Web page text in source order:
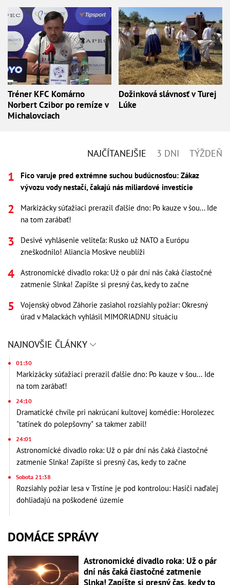
Tréner KFC Komárno
Norbert Czibor po remíze v
Michalovciach
Dožinková slávnosť v Turej
Lúke
NAJČÍTANEJŠIE 3 DNI TÝŽDEŇ
Fico varuje pred extrémne suchou budúcnosťou: Zákaz
vývozu vody nestačí, čakajú nás miliardové investície
Markizácky súťažiaci prerazil ďalšie dno: Po kauze v šou... Ide
na tom zarábať!
Desivé vyhlásenie veliteľa: Rusko už NATO a Európu
zneškodnilo! Aliancia Moskve neublíži
Astronomické divadlo roka: Už o pár dní nás čaká čiastočné
zatmenie Slnka! Zapíšte si presný čas, kedy to začne
Vojenský obvod Záhorie zasiahol rozsiahly požiar: Okresný
úrad v Malackách vyhlásil MIMORIADNU situáciu
NAJNOVŠIE ČLÁNKY
01:30
Markizácky súťažiaci prerazil ďalšie dno: Po kauze v šou... Ide
na tom zarábať!
24:10
Dramatické chvíle pri nakrúcaní kultovej komédie: Horolezec
"tatínek do polepšovny" sa takmer zabil!
24:01
Astronomické divadlo roka: Už o pár dní nás čaká čiastočné
zatmenie Slnka! Zapíšte si presný čas, kedy to začne
Sobota 21:38
Rozsiahly požiar lesa v Trstíne je pod kontrolou: Hasiči naďalej
dohliadajú na poškodené územie
DOMÁCE SPRÁVY
Astronomické divadlo roka: Už o pár
dní nás čaká čiastočné zatmenie
Slnka! Zapíšte si presný čas, kedy to